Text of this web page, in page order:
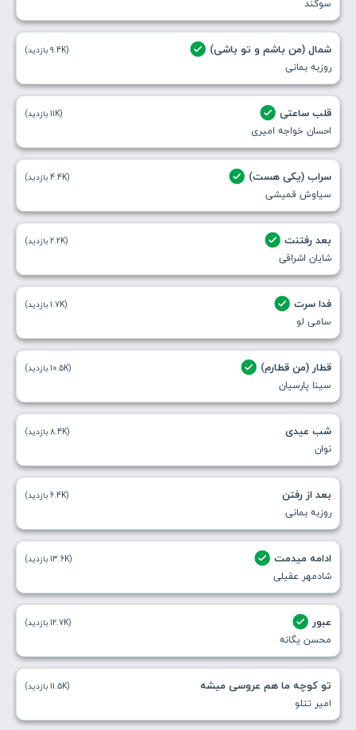
سوگند
شمال (من باشم و تو باشی)
روزبه بمانی
(9.4K بازدید)
قلب ساعتی
احسان خواجه امیری
(11K بازدید)
سراب (یکی هست)
سیاوش قمیشی
(4.4K بازدید)
بعد رفتنت
شایان اشراقی
(2.2K بازدید)
فدا سرت
سامی لو
(1.7K بازدید)
قطار (من قطارم)
سینا پارسیان
(10.5K بازدید)
شب عیدی
نوان
(8.4K بازدید)
بعد از رفتن
روزبه بمانی
(6.4K بازدید)
ادامه میدمت
شادمهر عقیلی
(13.6K بازدید)
عبور
محسن یگانه
(12.7K بازدید)
تو کوچه ما هم عروسی میشه
امیر تتلو
(11.5K بازدید)